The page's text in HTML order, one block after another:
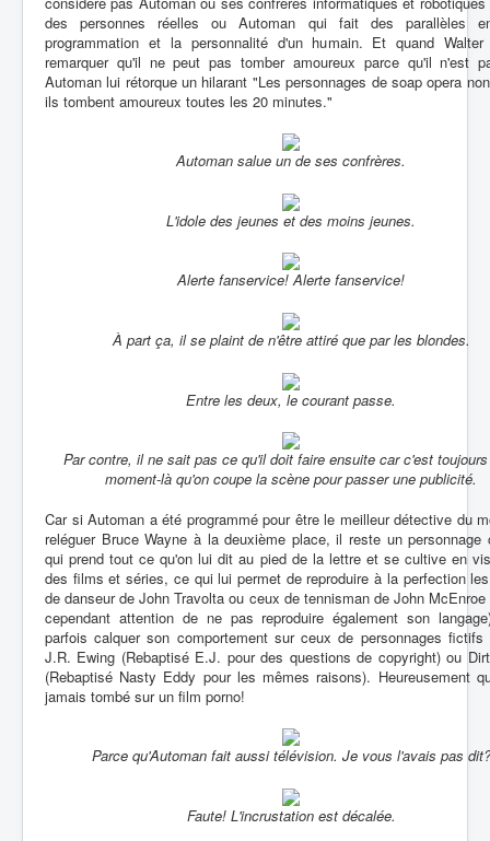
des personnes réelles ou Automan qui fait des parallèles
programmation et la personnalité d'un humain. Et quand
remarquer qu'il ne peut pas tomber amoureux parce qu'il n'est
Automan lui rétorque un hilarant "Les personnages de soap opera
ils tombent amoureux toutes les 20 minutes."
Automan salue un de ses confrères.
L'idole des jeunes et des moins jeunes.
Alerte fanservice! Alerte fanservice!
À part ça, il se plaint de n'être attiré que par les blondes.
Entre les deux, le courant passe.
Par contre, il ne sait pas ce qu'il doit faire ensuite car c'est
moment-là qu'on coupe la scène pour passer une publicité.
Car si Automan a été programmé pour être le meilleur détective du
reléguer Bruce Wayne à la deuxième place, il reste un personnage
qui prend tout ce qu'on lui dit au pied de la lettre et se cultive en
des films et séries, ce qui lui permet de reproduire à la perfection
de danseur de John Travolta ou ceux de tennisman de John
cependant attention de ne pas reproduire également son
parfois calquer son comportement sur ceux de personnages fictifs
J.R. Ewing (Rebaptisé E.J. pour des questions de copyright) ou
(Rebaptisé Nasty Eddy pour les mêmes raisons). Heureusement
jamais tombé sur un film porno!
Parce qu'Automan fait aussi télévision. Je vous l'avais pas dit?
Faute! L'incrustation est décalée.